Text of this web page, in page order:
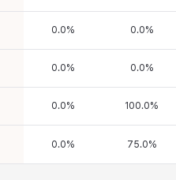
0.0% 0.0%
0.0% 0.0%
0.0% 100.0%
0.0% 75.0%